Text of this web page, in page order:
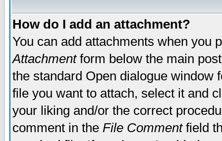
How do I add an attachment?
You can add attachments when you
Attachmentform below the main
the standard Open dialogue window
file you want to attach, select it and
your liking and/or the correct
comment in the File Commentfield